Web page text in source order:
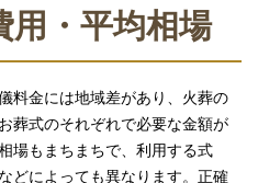
用・平均相場
料金には地域差があり、火葬の
葬式のそれぞれで必要な金額が
場もまちまちで、利用する式
どによっても異なります。正確